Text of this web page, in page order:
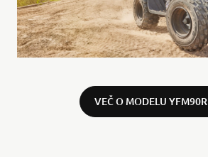
VEČ O MODELU YFM90R